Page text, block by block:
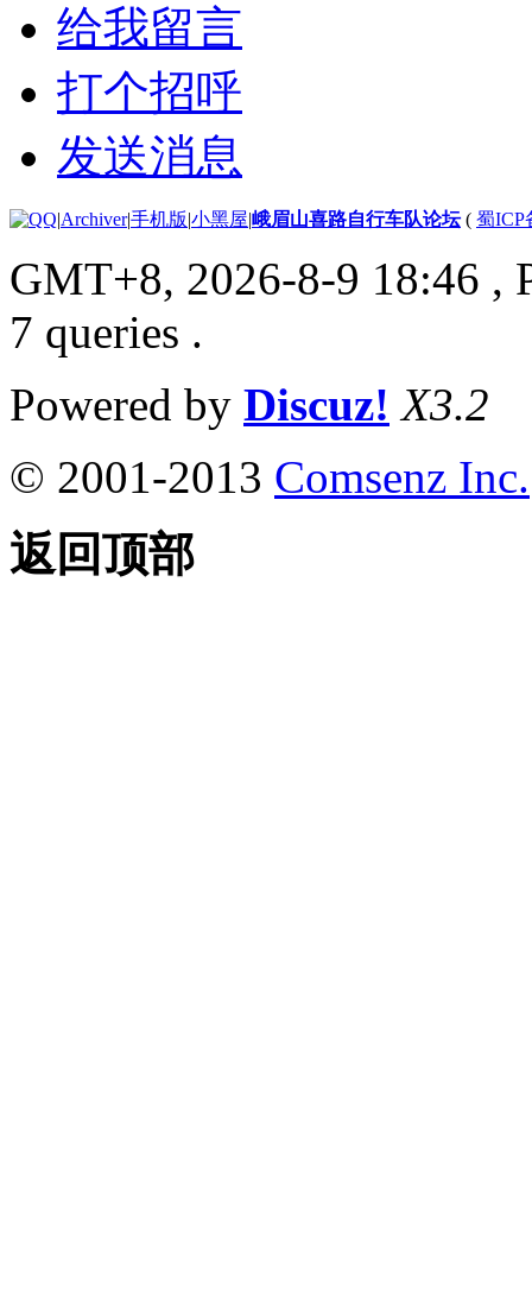
给我留言
打个招呼
发送消息
|Archiver|手机版|小黑屋|峨眉山喜路自行车队论坛( 蜀ICP
GMT+8, 2026-8-9 18:46 ,
7 queries .
Powered by Discuz! X3.2
© 2001-2013 Comsenz Inc.
返回顶部